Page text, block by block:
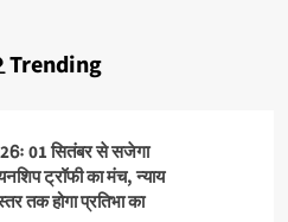
Trending
01 सितंबर से सजेगा
ट्रॉफी का मंच, न्याय
तक होगा प्रतिभा का